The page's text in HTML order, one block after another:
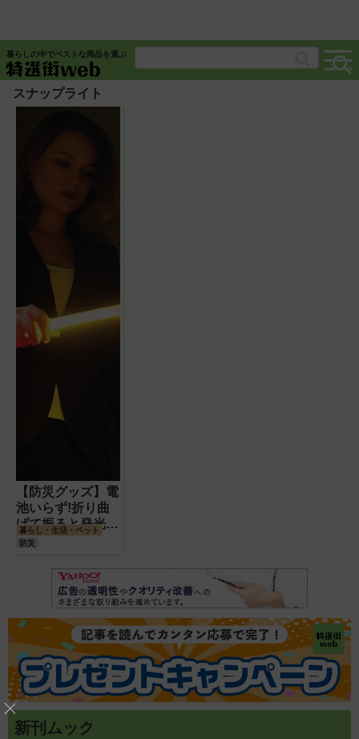
暮らしの中でベストな商品を選ぶ
スナップライト
【防災グッズ】電
池いらず!折り曲
げて振ると発光す
るスナップライト
暮らし・生活・ペット
防災
新刊ムック